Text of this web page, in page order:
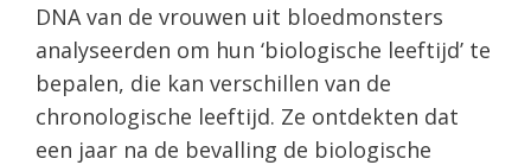
DNA van de vrouwen uit bloedmonsters
analyseerden om hun ‘biologische leeftijd’ te
bepalen, die kan verschillen van de
chronologische leeftijd. Ze ontdekten dat
een jaar na de bevalling de biologische